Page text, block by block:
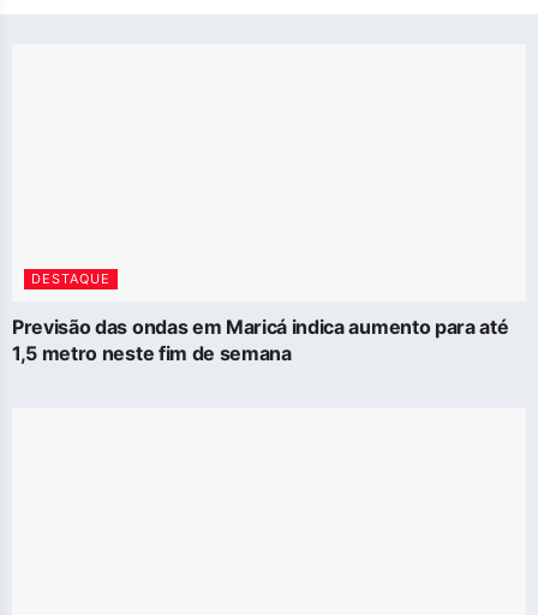
DESTAQUE
Previsão das ondas em Maricá indica aumento para até
1,5 metro neste fim de semana